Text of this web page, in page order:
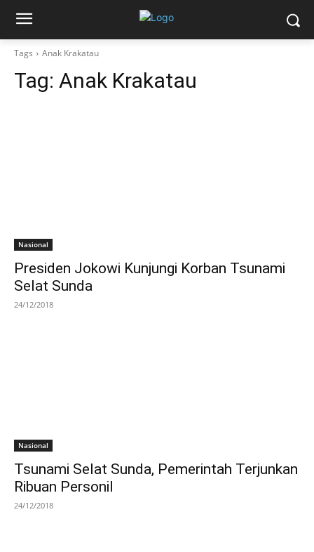
Tags Anak Krakatau
Tag: Anak Krakatau
Nasional
Presiden Jokowi Kunjungi Korban Tsunami
Selat Sunda
24/12/2018
Nasional
Tsunami Selat Sunda, Pemerintah Terjunkan
Ribuan Personil
24/12/2018